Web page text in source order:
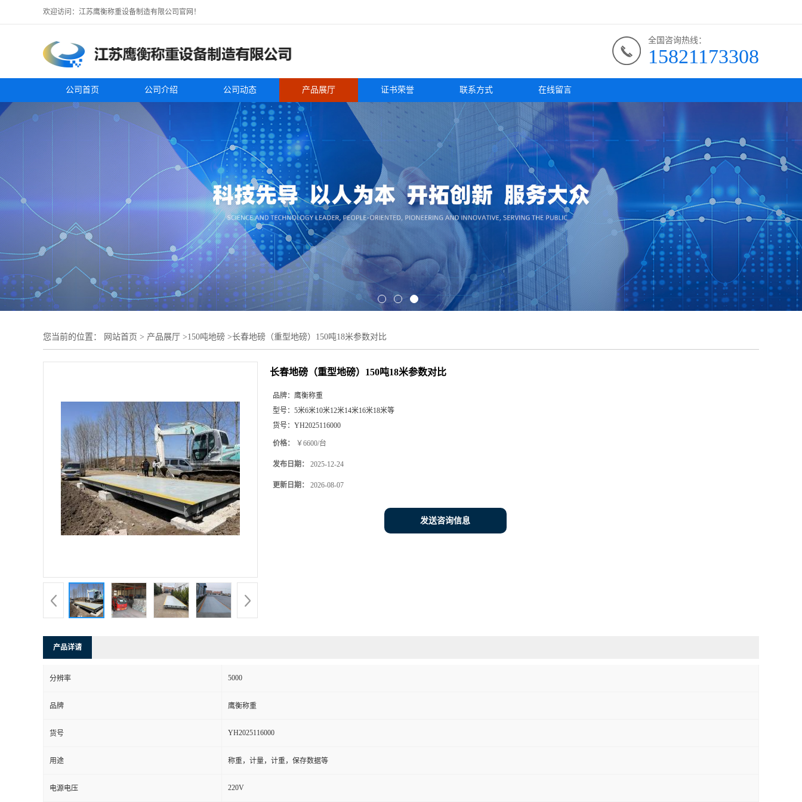
欢迎访问：江苏鹰衡称重设备制造有限公司官网！
全国咨询热线：
15821173308
公司首页 公司介绍 公司动态 产品展厅 证书荣誉 联系方式 在线留言
您当前的位置： 网站首页 > 产品展厅 >150吨地磅 >长春地磅（重型地磅）150吨18米参数对比
长春地磅（重型地磅）150吨18米参数对比
品牌： 鹰衡称重
型号： 5米6米10米12米14米16米18米等
货号： YH2025116000
价格： ￥6600/台
发布日期： 2025-12-24
更新日期： 2026-08-07
发送咨询信息
产品详请
分辨率 5000
品牌 鹰衡称重
货号 YH2025116000
用途 称重，计量，计重，保存数据等
电源电压 220V